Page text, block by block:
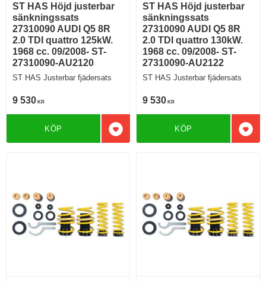
ST HAS Höjd justerbar
sänkningssats
27310090 AUDI Q5 8R
2.0 TDI quattro 125kW.
1968 cc. 09/2008- ST-
27310090-AU2120
ST HAS Justerbar fjädersats
9 530 KR
Lägg till i favoriter
KÖP
ST HAS Höjd justerbar
sänkningssats
27310090 AUDI Q5 8R
2.0 TDI quattro 130kW.
1968 cc. 09/2008- ST-
27310090-AU2122
ST HAS Justerbar fjädersats
9 530 KR
KÖP